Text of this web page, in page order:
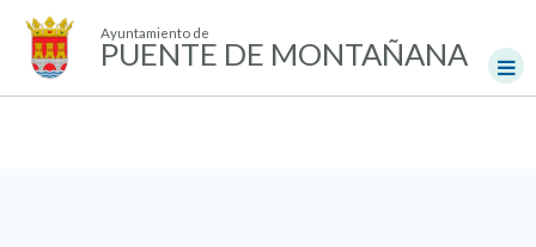
Ayuntamiento de
PUENTE DE MONTAÑANA